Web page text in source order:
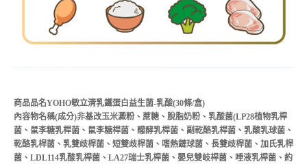
商品品名YOHO敏立清乳鐵蛋白益生菌-乳酸(30條/盒)
內容物名稱(成分)非基改玉米澱粉、蔗糖、脫脂奶粉、乳酸菌(LP28植物乳桿
菌、鼠李糖乳桿菌、鼠李糖桿菌、醱酵乳桿菌、副乾酪乳桿菌、乳酸乳球菌、
乾酪乳桿菌、乳雙歧桿菌、短雙歧桿菌、嗜熱鏈球菌、長雙歧桿菌、加氏乳桿
菌、LDL114乳酸乳桿菌、LA27瑞士乳桿菌、嬰兒雙岐桿菌、唾液乳桿菌、約